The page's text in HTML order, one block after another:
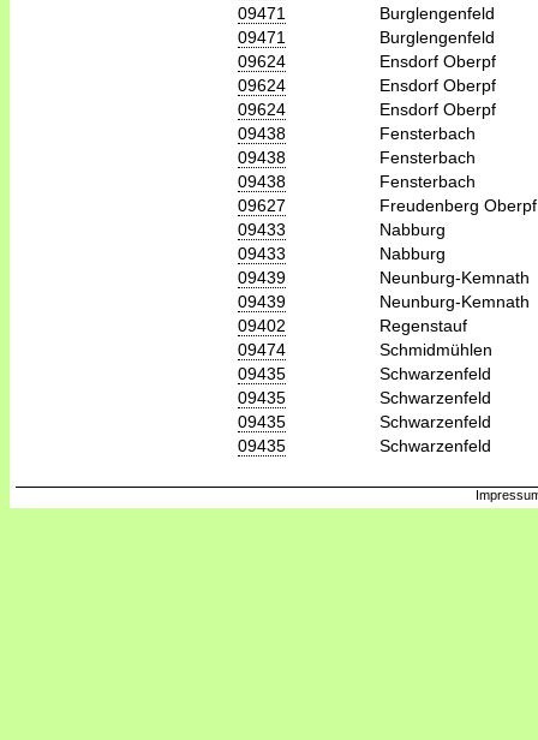
09471
Burglengenfeld
09471
Burglengenfeld
09624
Ensdorf Oberpf
09624
Ensdorf Oberpf
09624
Ensdorf Oberpf
09438
Fensterbach
09438
Fensterbach
09438
Fensterbach
09627
Freudenberg Oberpf
09433
Nabburg
09433
Nabburg
09439
Neunburg-Kemnath
09439
Neunburg-Kemnath
09402
Regenstauf
09474
Schmidmühlen
09435
Schwarzenfeld
09435
Schwarzenfeld
09435
Schwarzenfeld
09435
Schwarzenfeld